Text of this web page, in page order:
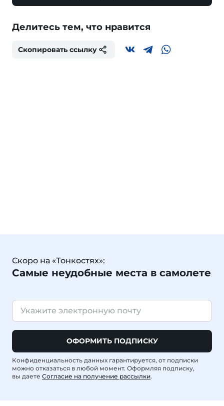
Делитесь тем, что нравится
Скопировать ссылку
Скоро на «Тонкостях»:
Самые неудобные места в самолете
ОФОРМИТЬ ПОДПИСКУ
Конфиденциальность данных гарантируется, от подписки
можно отказаться в любой момент. Оформляя подписку,
вы даете Согласие на получение рассылки.